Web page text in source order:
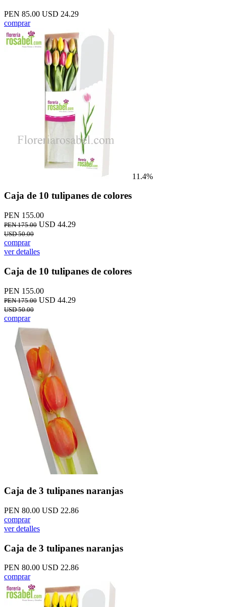
PEN 85.00 USD 24.29
comprar
11.4%
Caja de 10 tulipanes de colores
PEN 155.00
PEN 175.00 USD 44.29
USD 50.00
comprar
ver detalles
Caja de 10 tulipanes de colores
PEN 155.00
PEN 175.00 USD 44.29
USD 50.00
comprar
Caja de 3 tulipanes naranjas
PEN 80.00 USD 22.86
comprar
ver detalles
Caja de 3 tulipanes naranjas
PEN 80.00 USD 22.86
comprar